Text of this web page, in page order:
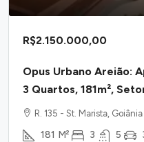
R$2.150.000,00
Opus Urbano Areião:
3 Quartos, 181m²,
R. 135 - St. Marista,
181 M² 3 5